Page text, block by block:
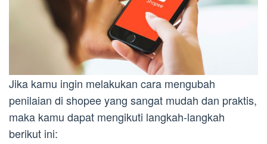
Jika kamu ingin melakukan cara mengubah
penilaian di shopee yang sangat mudah dan praktis,
maka kamu dapat mengikuti langkah-langkah
berikut ini: